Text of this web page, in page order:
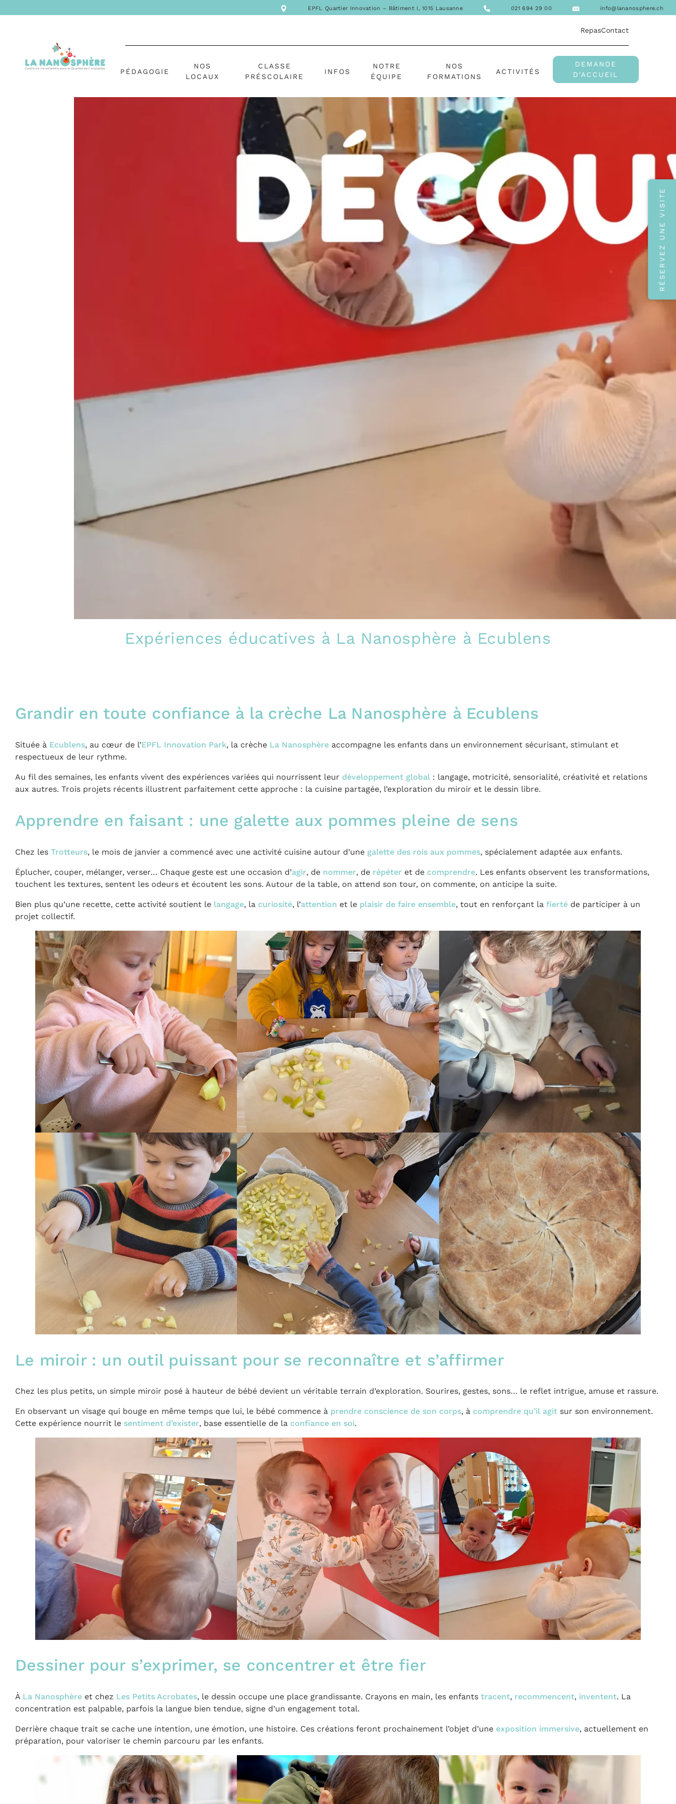
EPFL Quartier Innovation – Bâtiment I, 1015 Lausanne 021 694 29 00 info@lananosphere.ch
RepasContact
PÉDAGOGIE
NOS
LOCAUX
CLASSE
PRÉSCOLAIRE
INFOS
NOTRE
ÉQUIPE
NOS
FORMATIONS
ACTIVITÉS
DEMANDE
D’ACCUEIL
Expériences éducatives à La Nanosphère à Ecublens
Grandir en toute confiance à la crèche La Nanosphère à Ecublens
Située à Ecublens, au cœur de l’EPFL Innovation Park, la crèche La Nanosphère accompagne les enfants dans un environnement sécurisant, stimulant et
respectueux de leur rythme.
Au fil des semaines, les enfants vivent des expériences variées qui nourrissent leur développement global : langage, motricité, sensorialité, créativité et relations
aux autres. Trois projets récents illustrent parfaitement cette approche : la cuisine partagée, l’exploration du miroir et le dessin libre.
Apprendre en faisant : une galette aux pommes pleine de sens
Chez les Trotteurs, le mois de janvier a commencé avec une activité cuisine autour d’une galette des rois aux pommes, spécialement adaptée aux enfants.
Éplucher, couper, mélanger, verser… Chaque geste est une occasion d’agir, de nommer, de répéter et de comprendre. Les enfants observent les transformations,
touchent les textures, sentent les odeurs et écoutent les sons. Autour de la table, on attend son tour, on commente, on anticipe la suite.
Bien plus qu’une recette, cette activité soutient le langage, la curiosité, l’attention et le plaisir de faire ensemble, tout en renforçant la fierté de participer à un
projet collectif.
Le miroir : un outil puissant pour se reconnaître et s’affirmer
Chez les plus petits, un simple miroir posé à hauteur de bébé devient un véritable terrain d’exploration. Sourires, gestes, sons… le reflet intrigue, amuse et rassure.
En observant un visage qui bouge en même temps que lui, le bébé commence à prendre conscience de son corps, à comprendre qu’il agit sur son environnement.
Cette expérience nourrit le sentiment d’exister, base essentielle de la confiance en soi.
Dessiner pour s’exprimer, se concentrer et être fier
À La Nanosphère et chez Les Petits Acrobates, le dessin occupe une place grandissante. Crayons en main, les enfants tracent, recommencent, inventent. La
concentration est palpable, parfois la langue bien tendue, signe d’un engagement total.
Derrière chaque trait se cache une intention, une émotion, une histoire. Ces créations feront prochainement l’objet d’une exposition immersive, actuellement en
préparation, pour valoriser le chemin parcouru par les enfants.
RÉSERVEZ UNE VISITE